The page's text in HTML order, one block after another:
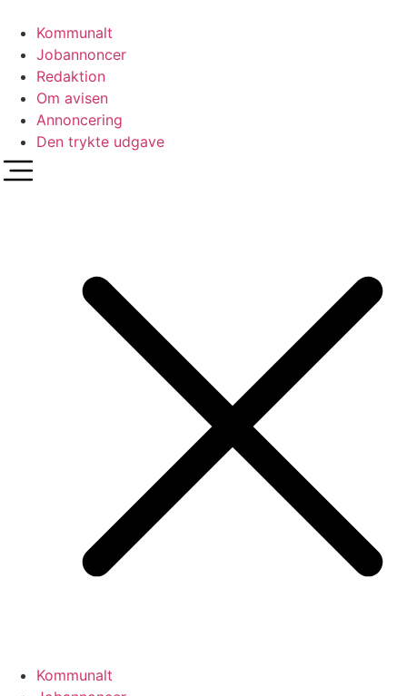
indhold
Kommunalt
Jobannoncer
Redaktion
Om avisen
Annoncering
Den trykte udgave
Kommunalt